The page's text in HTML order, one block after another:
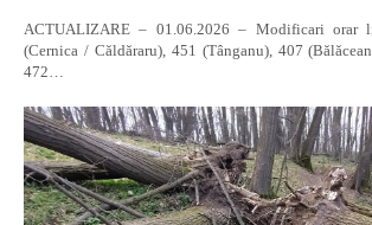
ACTUALIZARE – 01.06.2026 – Modificari orar
(Cernica / Căldăraru), 451 (Tânganu), 407
472…